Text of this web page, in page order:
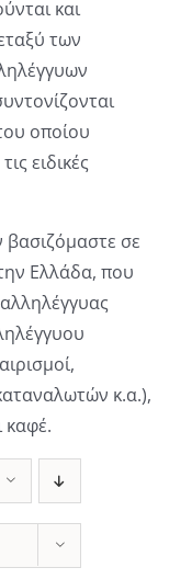
και
των
οποίου
ειδικές
βασιζόμαστε σε
Ελλάδα, που
κ.α.),
καφέ.